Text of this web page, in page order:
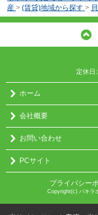
産 > (賃貸)地域から探す >
定休日
ホーム
会社概要
お問い合わせ
PCサイト
プライバシー
Copyright(c) パキラ